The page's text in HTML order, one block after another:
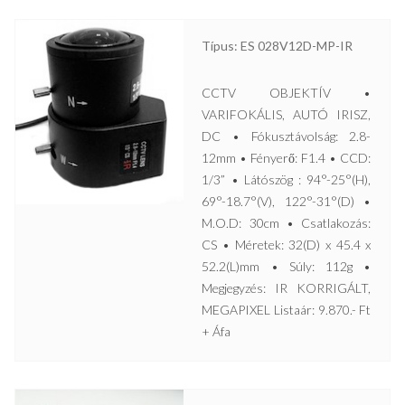
Típus: ES 028V12D-MP-IR
CCTV OBJEKTÍV •
VARIFOKÁLIS, AUTÓ IRISZ,
DC • Fókusztávolság: 2.8-
12mm • Fényerő: F1.4 • CCD:
1/3” • Látószög : 94°-25°(H),
69°-18.7°(V), 122°-31°(D) •
M.O.D: 30cm • Csatlakozás:
CS • Méretek: 32(D) x 45.4 x
52.2(L)mm • Súly: 112g •
Megjegyzés: IR KORRIGÁLT,
MEGAPIXEL Listaár: 9.870.- Ft
+ Áfa